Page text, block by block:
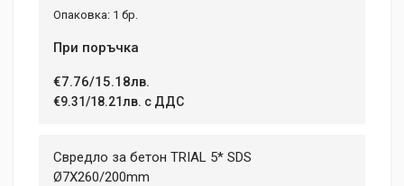
1 бр.
При поръчка
€7.76/15.18лв.
€9.31/18.21лв. с ДДС
Свредло за бетон TRIAL 5* SDS
Ø7X260/200mm